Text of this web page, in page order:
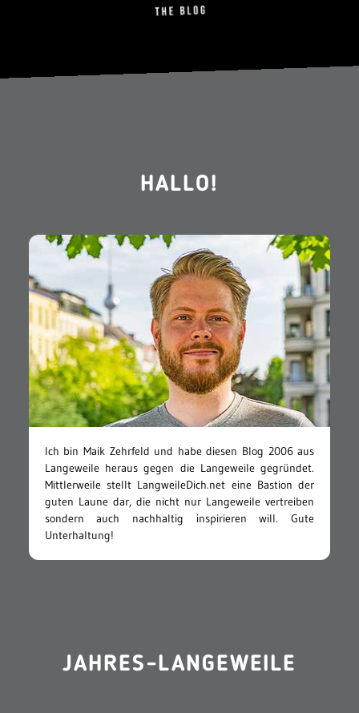
HALLO!
Ich bin Maik Zehrfeld und habe diesen Blog 2006 aus
Langeweile heraus gegen die Langeweile gegründet.
Mittlerweile stellt LangweileDich.net eine Bastion der
guten Laune dar, die nicht nur Langeweile vertreiben
sondern auch nachhaltig inspirieren will. Gute
Unterhaltung!
JAHRES-LANGEWEILE